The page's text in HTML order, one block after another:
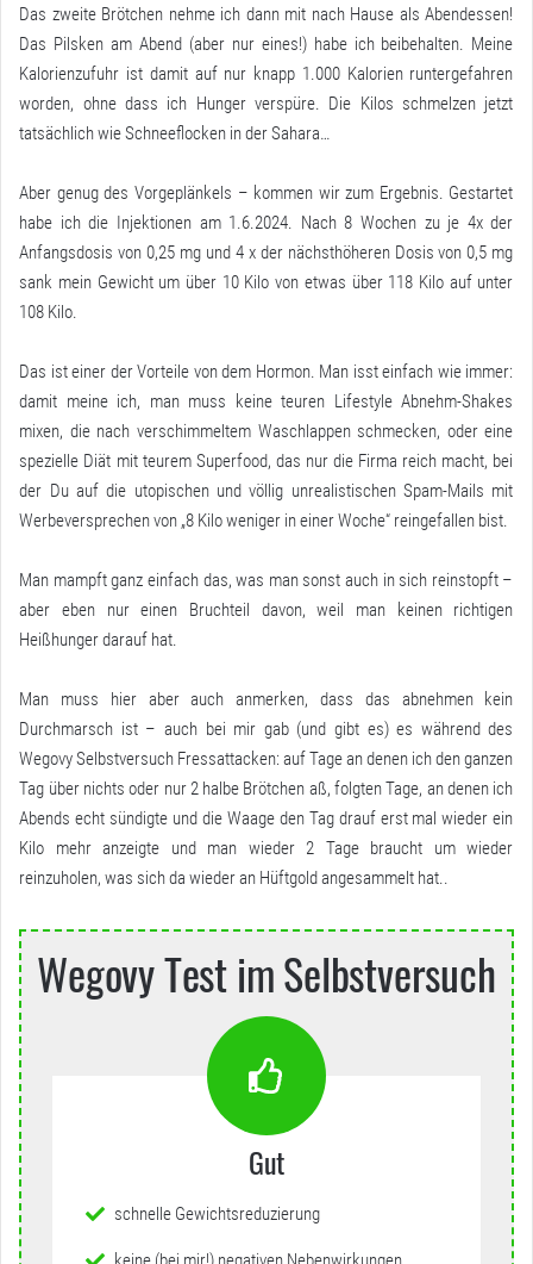
Das zweite Brötchen nehme ich dann mit nach Hause als Abendessen!
Das Pilsken am Abend (aber nur eines!) habe ich beibehalten. Meine
Kalorienzufuhr ist damit auf nur knapp 1.000 Kalorien runtergefahren
worden, ohne dass ich Hunger verspüre. Die Kilos schmelzen jetzt
tatsächlich wie Schneeflocken in der Sahara…
Aber genug des Vorgeplänkels – kommen wir zum Ergebnis. Gestartet
habe ich die Injektionen am 1.6.2024. Nach 8 Wochen zu je 4x der
Anfangsdosis von 0,25 mg und 4 x der nächsthöheren Dosis von 0,5 mg
sank mein Gewicht um über 10 Kilo von etwas über 118 Kilo auf unter
108 Kilo.
Das ist einer der Vorteile von dem Hormon. Man isst einfach wie immer:
damit meine ich, man muss keine teuren Lifestyle Abnehm-Shakes
mixen, die nach verschimmeltem Waschlappen schmecken, oder eine
spezielle Diät mit teurem Superfood, das nur die Firma reich macht, bei
der Du auf die utopischen und völlig unrealistischen Spam-Mails mit
Werbeversprechen von „8 Kilo weniger in einer Woche“ reingefallen bist.
Man mampft ganz einfach das, was man sonst auch in sich reinstopft –
aber eben nur einen Bruchteil davon, weil man keinen richtigen
Heißhunger darauf hat.
Man muss hier aber auch anmerken, dass das abnehmen kein
Durchmarsch ist – auch bei mir gab (und gibt es) es während des
Wegovy Selbstversuch Fressattacken: auf Tage an denen ich den ganzen
Tag über nichts oder nur 2 halbe Brötchen aß, folgten Tage, an denen ich
Abends echt sündigte und die Waage den Tag drauf erst mal wieder ein
Kilo mehr anzeigte und man wieder 2 Tage braucht um wieder
reinzuholen, was sich da wieder an Hüftgold angesammelt hat..
Wegovy Test im Selbstversuch
Gut
schnelle Gewichtsreduzierung